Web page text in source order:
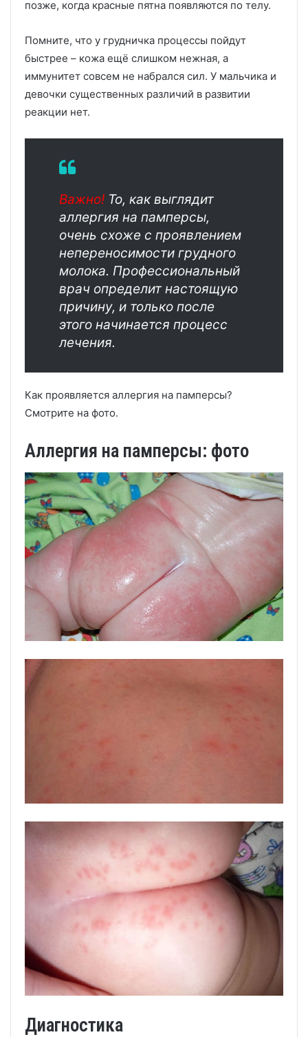
позже, когда красные пятна появляются по телу.
Помните, что у грудничка процессы пойдут
быстрее – кожа ещё слишком нежная, а
иммунитет совсем не набрался сил. У мальчика и
девочки существенных различий в развитии
реакции нет.
Важно! То, как выглядит
аллергия на памперсы,
очень схоже с проявлением
непереносимости грудного
молока. Профессиональный
врач определит настоящую
причину, и только после
этого начинается процесс
лечения.
Как проявляется аллергия на памперсы?
Смотрите на фото.
Аллергия на памперсы: фото
Диагностика